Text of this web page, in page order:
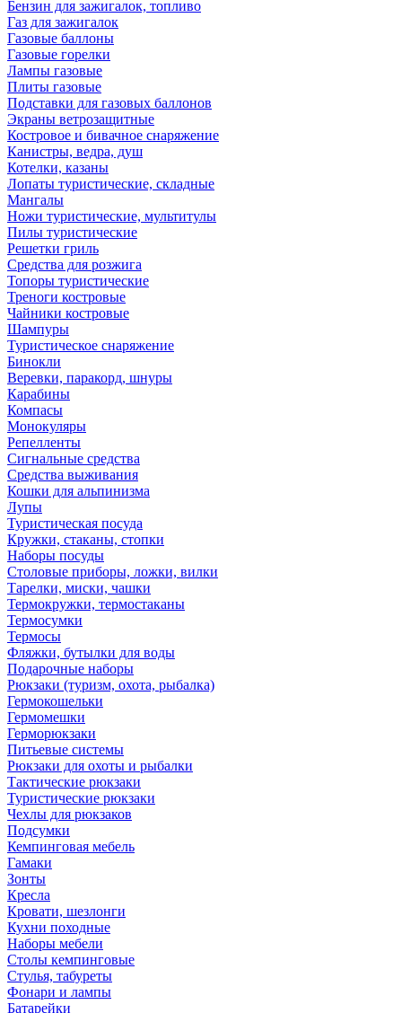
Бензин для зажигалок, топливо
Газ для зажигалок
Газовые баллоны
Газовые горелки
Лампы газовые
Плиты газовые
Подставки для газовых баллонов
Экраны ветрозащитные
Костровое и бивачное снаряжение
Канистры, ведра, душ
Котелки, казаны
Лопаты туристические, складные
Мангалы
Ножи туристические, мультитулы
Пилы туристические
Решетки гриль
Средства для розжига
Топоры туристические
Треноги костровые
Чайники костровые
Шампуры
Туристическое снаряжение
Бинокли
Веревки, паракорд, шнуры
Карабины
Компасы
Монокуляры
Репелленты
Сигнальные средства
Средства выживания
Кошки для альпинизма
Лупы
Туристическая посуда
Кружки, стаканы, стопки
Наборы посуды
Столовые приборы, ложки, вилки
Тарелки, миски, чашки
Термокружки, термостаканы
Термосумки
Термосы
Фляжки, бутылки для воды
Подарочные наборы
Рюкзаки (туризм, охота, рыбалка)
Гермокошельки
Гермомешки
Герморюкзаки
Питьевые системы
Рюкзаки для охоты и рыбалки
Тактические рюкзаки
Туристические рюкзаки
Чехлы для рюкзаков
Подсумки
Кемпинговая мебель
Гамаки
Зонты
Кресла
Кровати, шезлонги
Кухни походные
Наборы мебели
Столы кемпинговые
Стулья, табуреты
Фонари и лампы
Батарейки